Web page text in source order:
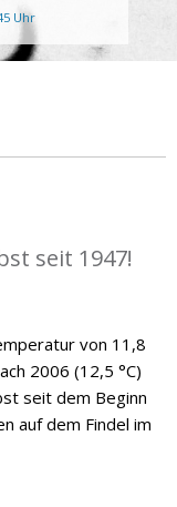
Uhr
seit 1947!
von 11,8
2006 (12,5 °C)
seit dem Beginn
auf dem Findel im